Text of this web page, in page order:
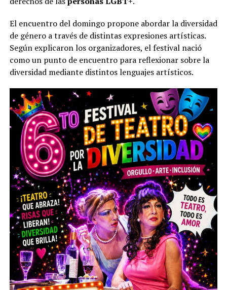
El encuentro del domingo propone abordar la diversidad
de género a través de distintas expresiones artísticas.
Según explicaron los organizadores, el festival nació
como un punto de encuentro para reflexionar sobre la
diversidad mediante distintos lenguajes artísticos.